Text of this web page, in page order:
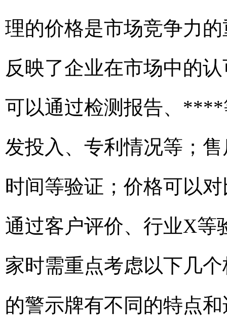
理的价格是市场竞争力
反映了企业在市场中的
可以通过检测报告、****
发投入、专利情况等；
时间等验证；价格可以
通过客户评价、行业X等
家时需重点考虑以下几
的警示牌有不同的特点